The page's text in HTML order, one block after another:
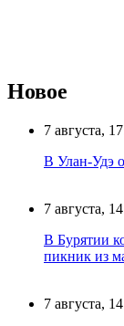
Новое
7 августа,
В Улан-Удэ
7 августа,
В Бурятии
пикник из
7 августа,